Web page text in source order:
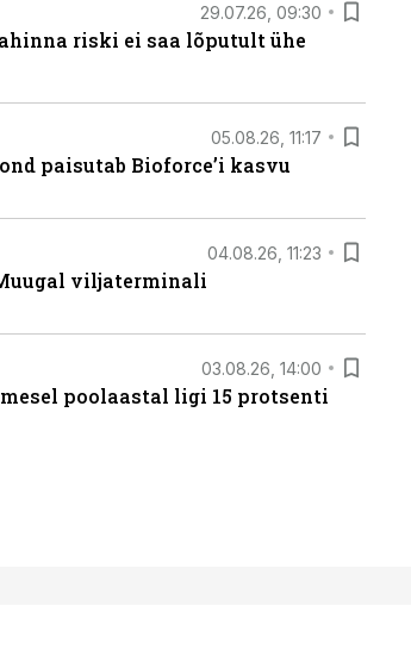
29.07.26, 09:30
riski ei saa lõputult ühe
05.08.26, 11:17
paisutab Bioforce’i kasvu
04.08.26, 11:23
viljaterminali
03.08.26, 14:00
poolaastal ligi 15 protsenti